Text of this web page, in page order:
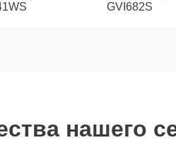
GVI682S
нашего